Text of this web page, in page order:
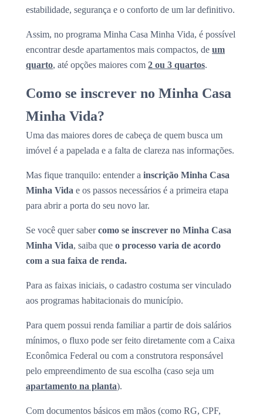
estabilidade, segurança e o conforto de um lar definitivo.
Assim, no programa Minha Casa Minha Vida, é possível
encontrar desde apartamentos mais compactos, de um
quarto, até opções maiores com 2 ou 3 quartos.
Como se inscrever no Minha Casa
Minha Vida?
Uma das maiores dores de cabeça de quem busca um
imóvel é a papelada e a falta de clareza nas informações.
Mas fique tranquilo: entender a inscrição Minha Casa
Minha Vida e os passos necessários é a primeira etapa
para abrir a porta do seu novo lar.
Se você quer sabercomo se inscrever no Minha Casa
Minha Vida, saiba que o processo varia de acordo
com a sua faixa de renda.
Para as faixas iniciais, o cadastro costuma ser vinculado
aos programas habitacionais do município.
Para quem possui renda familiar a partir de dois salários
mínimos, o fluxo pode ser feito diretamente com a Caixa
Econômica Federal ou com a construtora responsável
pelo empreendimento de sua escolha (caso seja um
apartamento na planta).
Com documentos básicos em mãos (como RG, CPF,